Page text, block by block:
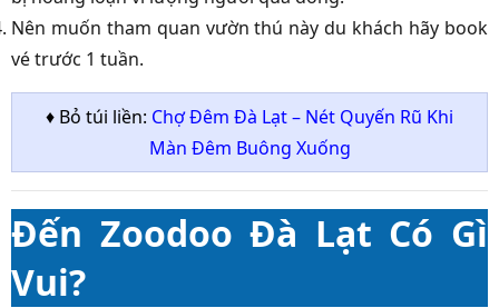
Nên muốn tham quan vườn thú này du khách hãy book
vé trước 1 tuần.
♦ Bỏ túi liền: Chợ Đêm Đà Lạt – Nét Quyến Rũ Khi
Màn Đêm Buông Xuống
Đến Zoodoo Đà Lạt Có Gì
Vui?